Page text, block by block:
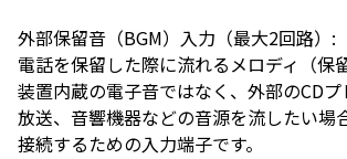
外部保留音（BGM）入力（最大2回路）:
電話を保留した際に流れるメロディ（保
装置内蔵の電子音ではなく、外部のCD
放送、音響機器などの音源を流したい場
接続するための入力端子です。